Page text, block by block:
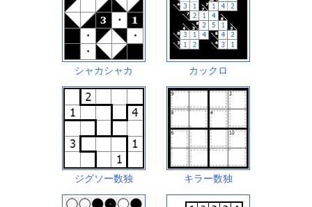
シャカシャカ カックロ
ジグソー数独 キラー数独